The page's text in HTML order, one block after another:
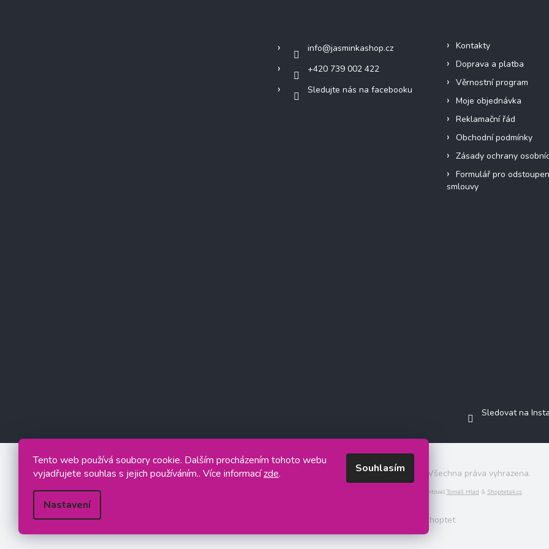
Tento web používá soubory cookie. Dalším procházením tohoto webu
vyjadřujete souhlas s jejich používáním.. Více informacízde.
Nastavení
Souhlasím
info@jasminkashop.cz
+420 739 002 422
Sledujte nás na facebooku
Kontakty
Doprava a platba
Věrnostní program
Moje objednávka
Reklamační řád
Obchodní podmínky
Zásady ochrany
Formulář pro
smlouvy
Sledovat na
Jasminkashop.cz . Všechna práva vyhrazena.
Grafický návrh vytvořil a na Shoptet implementoval Tomáš Hlad & Shoptetak.cz.
Vytvořil Shoptet